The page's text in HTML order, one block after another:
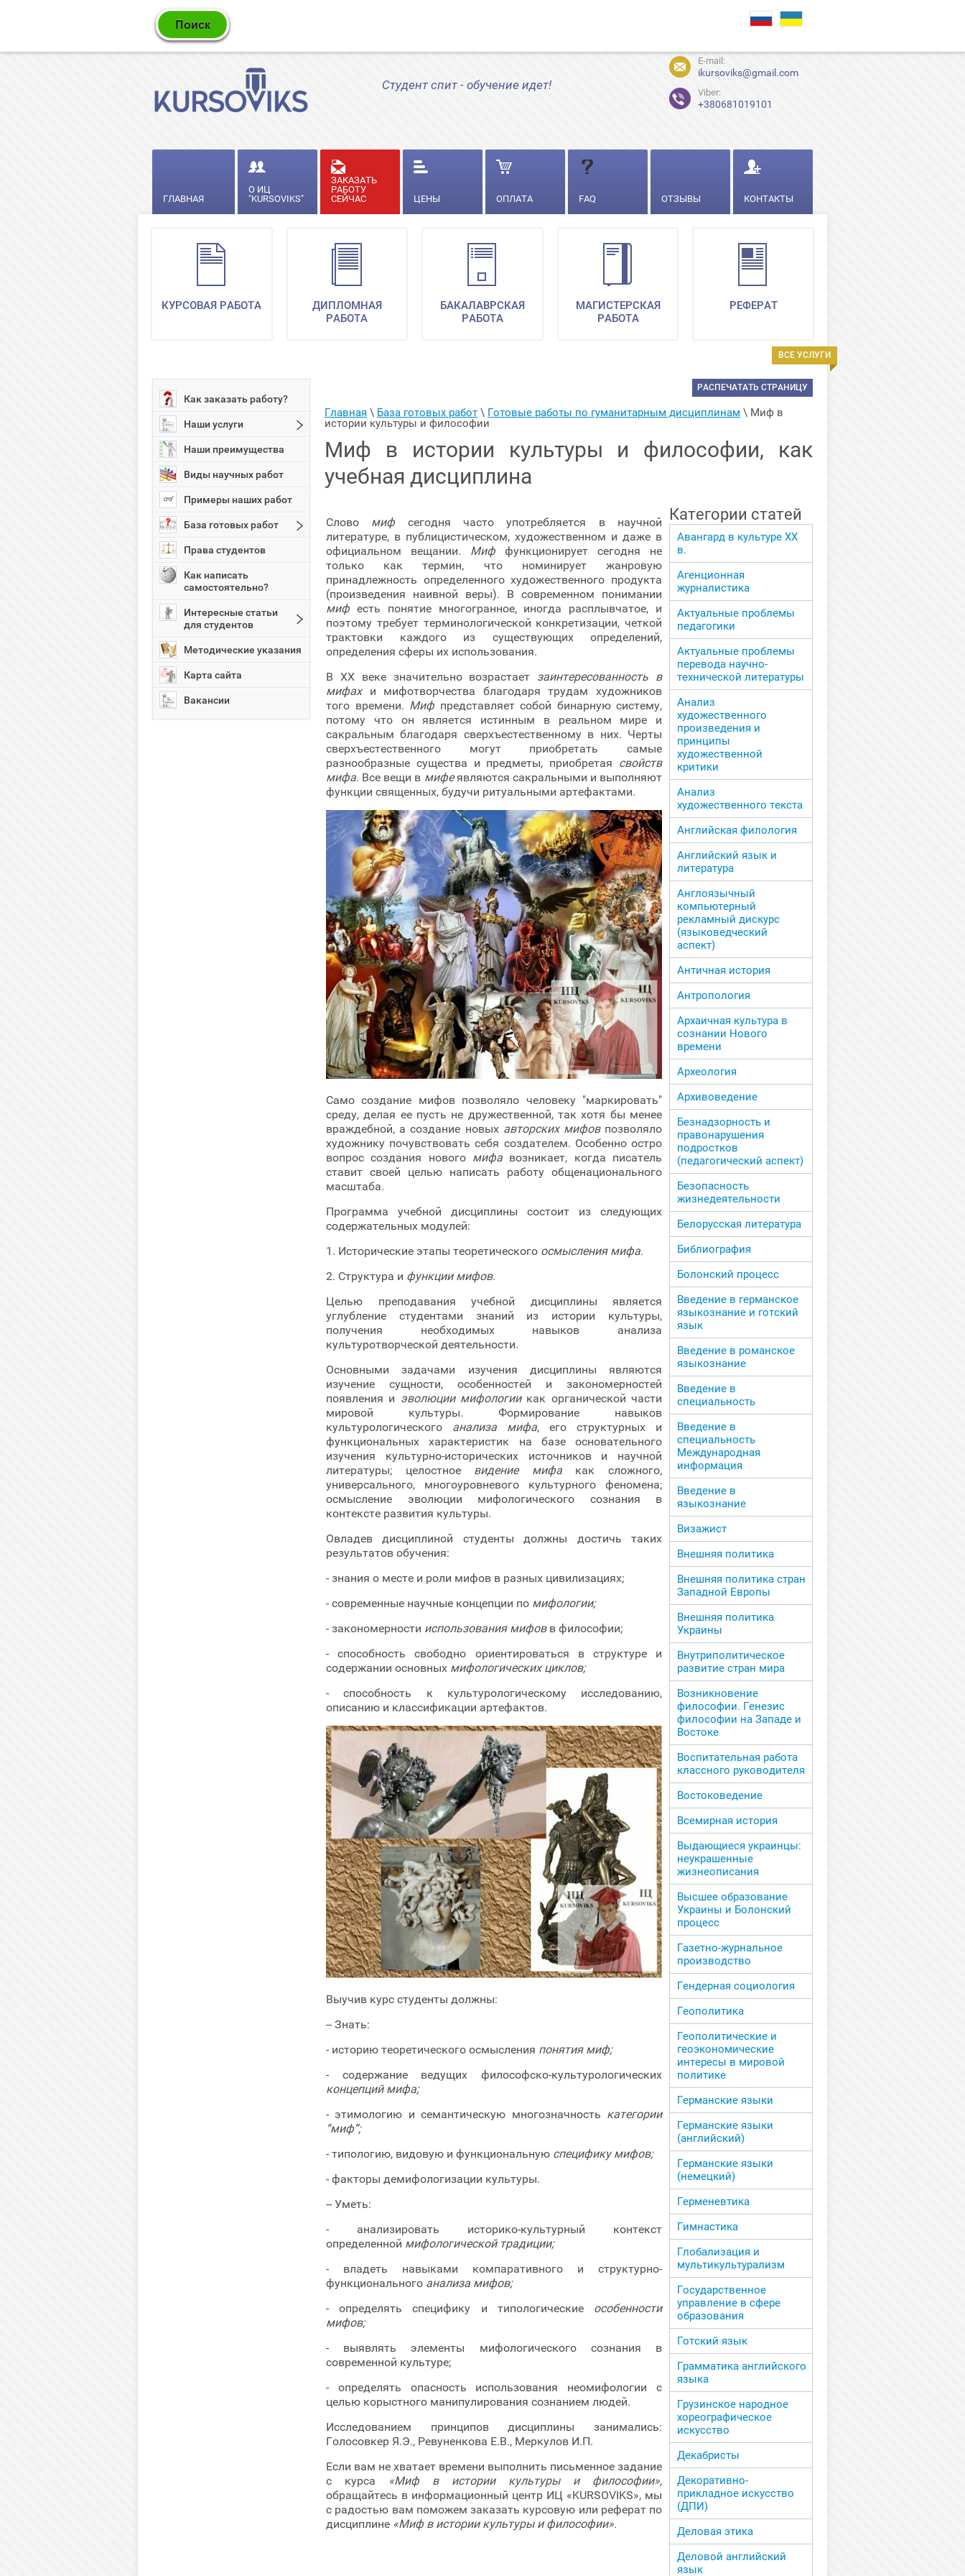
Студент спит - обучение идет!
E-mail:
ikursoviks@gmail.com
Viber:
+380681019101
ГЛАВНАЯ
О ИЦ
"KURSOVIKS"
ЗАКАЗАТЬ
РАБОТУ
СЕЙЧАС
ЦЕНЫ ОПЛАТА FAQ ОТЗЫВЫ КОНТАКТЫ
ВСЕ УСЛУГИ
КУРСОВАЯ РАБОТА
ДИПЛОМНАЯ
РАБОТА
БАКАЛАВРСКАЯ
РАБОТА
МАГИСТЕРСКАЯ
РАБОТА
РЕФЕРАТ
Как заказать работу?
Наши услуги
Наши преимущества
Виды научных работ
Примеры наших работ
База готовых работ
Права студентов
Как написать
самостоятельно?
Интересные статьи
для студентов
Методические указания
Карта сайта
Вакансии
РАСПЕЧАТАТЬ СТРАНИЦУ
Главная \ База готовых работ \ Готовые работы по гуманитарным дисциплинам \ Миф в
истории культуры и философии
Миф в истории культуры и философии, как
учебная дисциплина
Слово миф сегодня часто употребляется в научной
литературе, в публицистическом, художественном и даже в
официальном вещании. Миф функционирует сегодня не
только как термин, что номинирует жанровую
принадлежность определенного художественного продукта
(произведения наивной веры). В современном понимании
миф есть понятие многогранное, иногда расплывчатое, и
поэтому требует терминологической конкретизации, четкой
трактовки каждого из существующих определений,
определения сферы их использования.
В ХХ веке значительно возрастает заинтересованность в
мифахи мифотворчества благодаря трудам художников
того времени. Миф представляет собой бинарную систему,
потому что он является истинным в реальном мире и
сакральным благодаря сверхъестественному в них. Черты
сверхъестественного могут приобретать самые
разнообразные существа и предметы, приобретая свойств
мифа. Все вещи в мифеявляются сакральными и выполняют
функции священных, будучи ритуальными артефактами.
Само создание мифов позволяло человеку "маркировать"
среду, делая ее пусть не дружественной, так хотя бы менее
враждебной, а создание новых авторских мифовпозволяло
художнику почувствовать себя создателем. Особенно остро
вопрос создания нового мифа возникает, когда писатель
ставит своей целью написать работу общенационального
масштаба.
Программа учебной дисциплины состоит из следующих
содержательных модулей:
1. Исторические этапы теоретического осмысления мифа.
2. Структура и функции мифов.
Целью преподавания учебной дисциплины является
углубление студентами знаний из истории культуры,
получения необходимых навыков анализа
культуротворческой деятельности.
Основными задачами изучения дисциплины являются
изучение сущности, особенностей и закономерностей
появления и эволюции мифологиикак органической части
мировой культуры. Формирование навыков
культурологического анализа мифа, его структурных и
функциональных характеристик на базе основательного
изучения культурно-исторических источников и научной
литературы; целостное видение мифакак сложного,
универсального, многоуровневого культурного феномена;
осмысление эволюции мифологического сознания в
контексте развития культуры.
Овладев дисциплиной студенты должны достичь таких
результатов обучения:
- знания о месте и роли мифов в разных цивилизациях;
- современные научные концепции по мифологии;
- закономерности использования мифовв философии;
- способность свободно ориентироваться в структуре и
содержании основных мифологических циклов;
- способность к культурологическому исследованию,
описанию и классификации артефактов.
Выучив курс студенты должны:
-- Знать:
- историю теоретического осмысления понятия миф;
- содержание ведущих философско-культурологических
концепций мифа;
- этимологию и семантическую многозначность категории
“миф”;
- типологию, видовую и функциональную специфику мифов;
- факторы демифологизации культуры.
-- Уметь:
- анализировать историко-культурный контекст
определенной мифологической традиции;
- владеть навыками компаративного и структурно-
функционального анализа мифов;
- определять специфику и типологические особенности
мифов;
- выявлять элементы мифологического сознания в
современной культуре;
- определять опасность использования неомифологии с
целью корыстного манипулирования сознанием людей.
Исследованием принципов дисциплины занимались:
Голосовкер Я.Э., Ревуненкова Е.В., Меркулов И.П.
Если вам не хватает времени выполнить письменное задание
с курса
«Миф в истории культуры и философии»,
обращайтесь в информационный центр ИЦ «KURSOVIKS», мы
с радостью вам поможем заказать курсовую или реферат по
дисциплине «Миф в истории культуры и философии».
Категории статей
Авангард в культуре ХХ
в.
Агенционная
журналистика
Актуальные проблемы
педагогики
Актуальные проблемы
перевода научно-
технической литературы
Анализ
художественного
произведения и
принципы
художественной
критики
Анализ
художественного текста
Английская филология
Английский язык и
литература
Англоязычный
компьютерный
рекламный дискурс
(языковедческий
аспект)
Античная история
Антропология
Архаичная культура в
сознании Нового
времени
Археология
Архивоведение
Безнадзорность и
правонарушения
подростков
(педагогический аспект)
Безопасность
жизнедеятельности
Белорусская литература
Библиография
Болонский процесс
Введение в германское
языкознание и готский
язык
Введение в романское
языкознание
Введение в
специальность
Введение в
специальность
Международная
информация
Введение в
языкознание
Визажист
Внешняя политика
Внешняя политика стран
Западной Европы
Внешняя политика
Украины
Внутриполитическое
развитие стран мира
Возникновение
философии. Генезис
философии на Западе и
Востоке
Воспитательная работа
классного руководителя
Востоковедение
Всемирная история
Выдающиеся украинцы:
неукрашенные
жизнеописания
Высшее образование
Украины и Болонский
процесс
Газетно-журнальное
производство
Гендерная социология
Геополитика
Геополитические и
геоэкономические
интересы в мировой
политике
Германские языки
Германские языки
(английский)
Германские языки
(немецкий)
Герменевтика
Гимнастика
Глобализация и
мультикультурализм
Государственное
управление в сфере
образования
Готский язык
Грамматика английского
языка
Грузинское народное
хореографическое
искусство
Декабристы
Декоративно-
прикладное искусство
(ДПИ)
Деловая этика
Деловой английский
язык